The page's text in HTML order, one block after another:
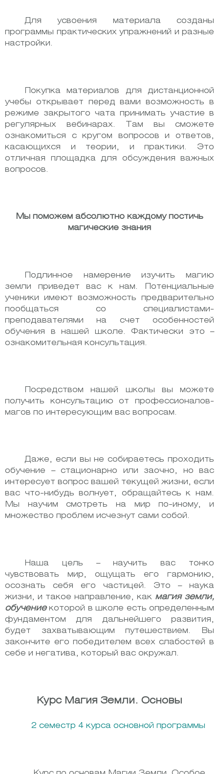
Для усвоения материала созданы
программы практических упражнений и разные
настройки.
Покупка материалов для дистанционной
учебы открывает перед вами возможность в
режиме закрытого чата принимать участие в
регулярных вебинарах. Там вы сможете
ознакомиться с кругом вопросов и ответов,
касающихся и теории, и практики. Это
отличная площадка для обсуждения важных
вопросов.
Мы поможем абсолютно каждому постичь
магические знания
Подлинное намерение изучить магию
земли приведет вас к нам. Потенциальные
ученики имеют возможность предварительно
пообщаться со специалистами-
преподавателями на счет особенностей
обучения в нашей школе. Фактически это –
ознакомительная консультация.
Посредством нашей школы вы можете
получить консультацию от профессионалов-
магов по интересующим вас вопросам.
Даже, если вы не собираетесь проходить
обучение – стационарно или заочно, но вас
интересует вопрос вашей текущей жизни, если
вас что-нибудь волнует, обращайтесь к нам.
Мы научим смотреть на мир по-иному, и
множество проблем исчезнут сами собой.
Наша цель – научить вас тонко
чувствовать мир, ощущать его гармонию,
осознать себя его частицей. Это – наука
жизни, и такое направление, как магия земли,
обучениекоторой в школе есть определенным
фундаментом для дальнейшего развития,
будет захватывающим путешествием. Вы
закончите его победителем всех слабостей в
себе и негатива, который вас окружал.
Курс Магия Земли. Основы
2 семестр 4 курса основной программы